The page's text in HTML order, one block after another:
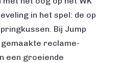
in het spel: de op
Bij Jump
reclame-
een groeiende